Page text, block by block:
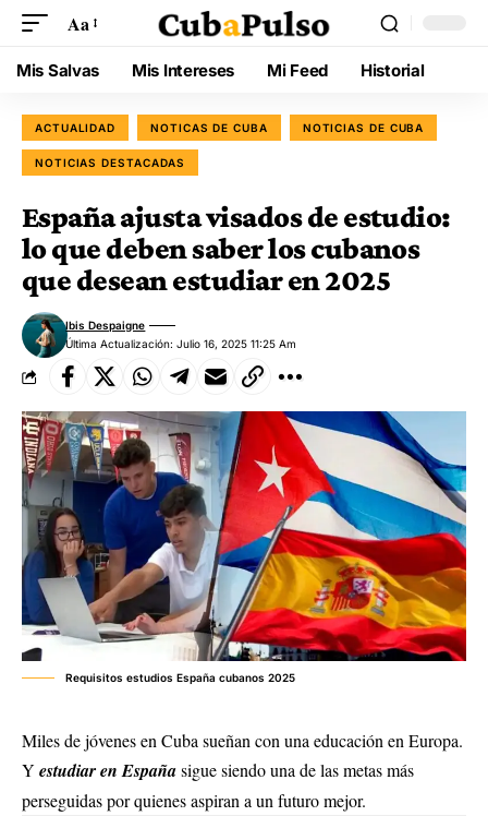
Aa
Mis Salvas Mis Intereses Mi Feed Historial
ACTUALIDAD NOTICAS DE CUBA NOTICIAS DE CUBA
NOTICIAS DESTACADAS
España ajusta visados de estudio:
lo que deben saber los cubanos
que desean estudiar en 2025
Última Actualización: Julio 16, 2025 11:25 Am
Ibis Despaigne
Requisitos estudios España cubanos 2025
Miles de jóvenes en Cuba sueñan con una educación en Europa.
Y estudiar en Españasigue siendo una de las metas más
perseguidas por quienes aspiran a un futuro mejor.